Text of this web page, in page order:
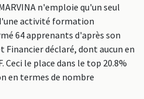
n'emploie qu'un seul
activité formation
64 apprenants d'après son
Financier déclaré, dont aucun en
le place dans le top 20.8%
en termes de nombre